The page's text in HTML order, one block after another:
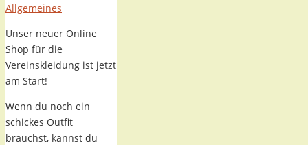
Allgemeines
Unser neuer Online
Shop für die
Vereinskleidung ist jetzt
am Start!
Wenn du noch ein
schickes Outfit
brauchst, kannst du